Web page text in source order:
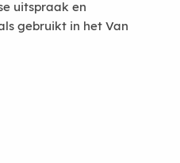
uitspraak en
gebruikt in het Van